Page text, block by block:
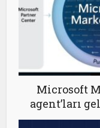
Microsoft
agent’ları